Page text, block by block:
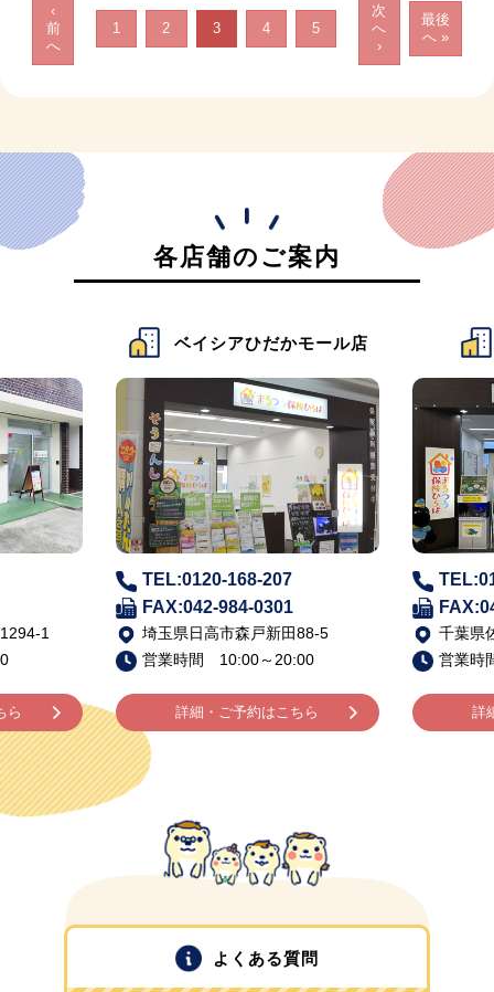
‹
前
へ
1 2 3 4 5
次
へ
›
最後
へ »
各店舗のご案内
1
ら
ベイシアひだかモール店
TEL:0120-168-207
FAX:042-984-0301
埼玉県日高市森戸新田88-5
営業時間 10:00～20:00
詳細・ご予約はこちら
千葉県
営業時
詳
よくある質問